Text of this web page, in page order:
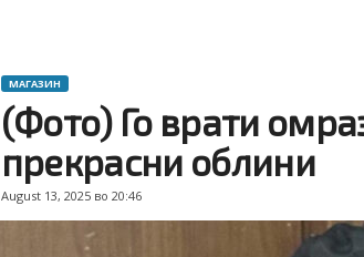
МАГАЗИН
(Фото) Го врати
прекрасни облини
August 13, 2025 во 20:46